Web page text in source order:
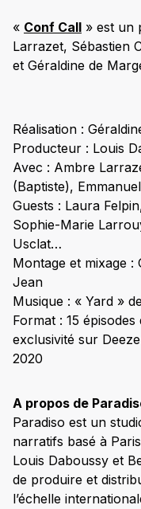
« Conf Call » est un
Larrazet, Sébastien
et Géraldine de
Réalisation :
Producteur : Louis
Avec : Ambre
(Baptiste),
Guests : Laura
Sophie-Marie
Usclat…
Montage et mixage :
Jean
Musique : « Yard »
Format : 15
exclusivité sur
2020
A propos de
Paradiso est un
narratifs basé à
Louis Daboussy et
de produire et
l’échelle